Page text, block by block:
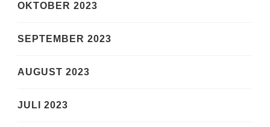
OKTOBER 2023
SEPTEMBER 2023
AUGUST 2023
JULI 2023